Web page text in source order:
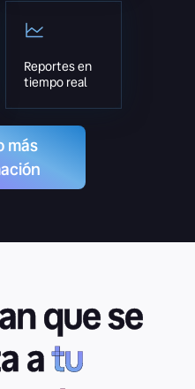
Reportes en
tiempo real
más
que se
atu